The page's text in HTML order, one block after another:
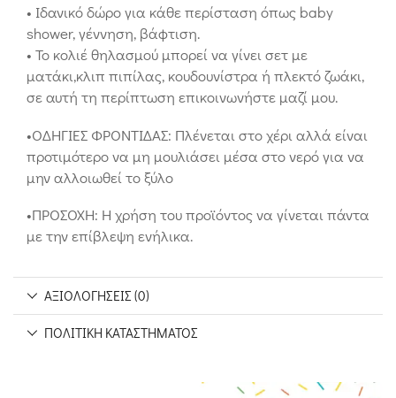
• Ιδανικό δώρο για κάθε περίσταση όπως baby
shower, γέννηση, βάφτιση.
• Το κολιέ θηλασμού μπορεί να γίνει σετ με
ματάκι,κλιπ πιπίλας, κουδουνίστρα ή πλεκτό ζωάκι,
σε αυτή τη περίπτωση επικοινωνήστε μαζί μου.
•ΟΔΗΓΙΕΣ ΦΡΟΝΤΙΔΑΣ: Πλένεται στο χέρι αλλά είναι
προτιμότερο να μη μουλιάσει μέσα στο νερό για να
μην αλλοιωθεί το ξύλο
•ΠΡΟΣΟΧΗ: Η χρήση του προϊόντος να γίνεται πάντα
με την επίβλεψη ενήλικα.
ΑΞΙΟΛΟΓΉΣΕΙΣ (0)
ΠΟΛΙΤΙΚΉ ΚΑΤΑΣΤΉΜΑΤΟΣ